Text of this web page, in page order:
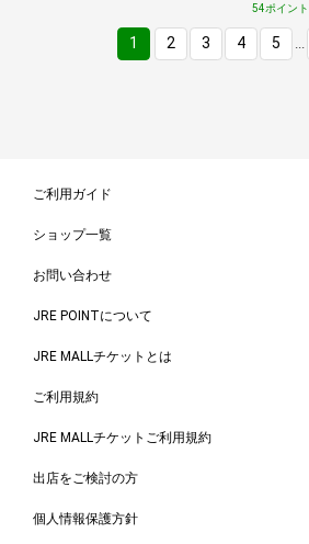
54ポイント
1 2 3 4 5
ご利用ガイド
ショップ一覧
お問い合わせ
JRE POINTについて
JRE MALLチケットとは
ご利用規約
JRE MALLチケットご利用規約
出店をご検討の方
個人情報保護方針